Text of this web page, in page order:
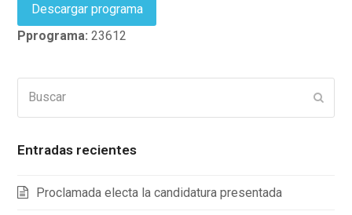
Descargar programa
Pprograma: 23612
Entradas recientes
Proclamada electa la candidatura presentada